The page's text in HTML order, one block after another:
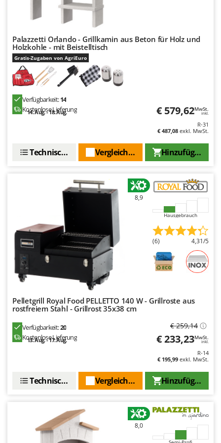
Palazzetti Orlando - Grillkamin aus Beton für Holz und
Holzkohle - mit Beistelltisch
Gratis-Zugaben von AgriEuro
Verfügbarkeit:14
Kostenlose Lieferung
14. Aug. - 18. Aug. € 579,62MwSt.
inkl.
R-31
€ 487,08 exkl. MwSt.
Hinzufügen
Vergleichen Sie
Technische Daten
8,9
Hausgebrauch
(6) 4,31/5
Pelletgrill Royal Food PELLETTO 140 W - Grillroste aus
rostfreiem Stahl - Grillrost 35x38 cm
Verfügbarkeit:20
Kostenlose Lieferung
13. Aug. - 17. Aug.
€ 259,14
€ 233,23MwSt.
inkl.
R-14
€ 195,99 exkl. MwSt.
Hinzufügen
Vergleichen Sie
Technische Daten
8,0